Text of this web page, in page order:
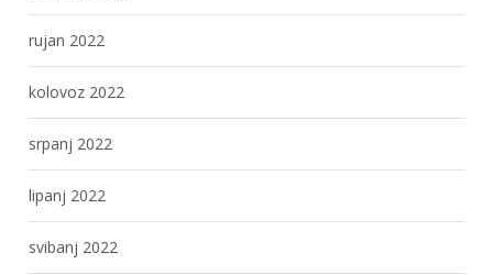
rujan 2022
kolovoz 2022
srpanj 2022
lipanj 2022
svibanj 2022